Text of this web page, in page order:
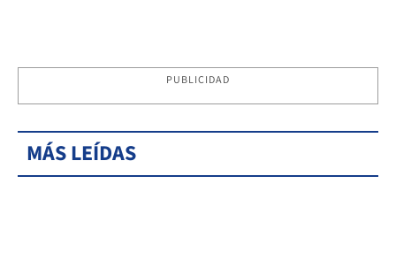
PUBLICIDAD
MÁS LEÍDAS